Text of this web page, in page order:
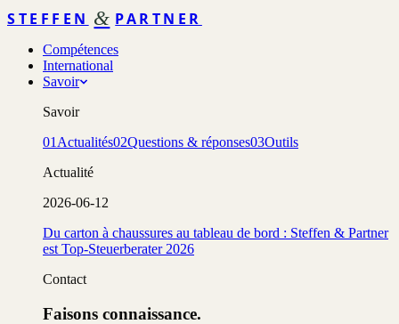
STEFFEN & PARTNER
Compétences
International
Savoir
Savoir
01 Actualités02Questions & réponses03Outils
Actualité
2026-06-12
Du carton à chaussures au tableau de bord : Steffen & Partner
est Top-Steuerberater 2026
Contact
Faisons connaissance.